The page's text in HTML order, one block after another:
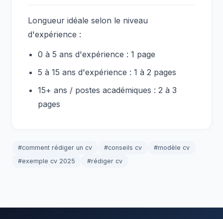
Longueur idéale selon le niveau
d'expérience :
0 à 5 ans d'expérience : 1 page
5 à 15 ans d'expérience : 1 à 2 pages
15+ ans / postes académiques : 2 à 3
pages
#comment rédiger un cv #conseils cv
#modèle cv
#exemple cv 2025
#rédiger cv